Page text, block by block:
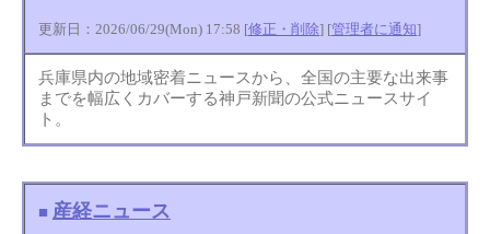
更新日：2026/06/29(Mon) 17:58 [修正・削除] [管理者に通知]
兵庫県内の地域密着ニュースから、全国の主要な出来事
までを幅広くカバーする神戸新聞の公式ニュースサイ
ト。
■ 産経ニュース